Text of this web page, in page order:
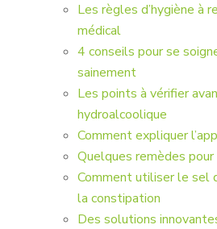
Les règles d’hygiène à
médical
4 conseils pour se
sainement
Les points à vérifier
hydroalcoolique
Comment expliquer
Quelques remèdes
Comment utiliser le sel
la constipation
Des solutions